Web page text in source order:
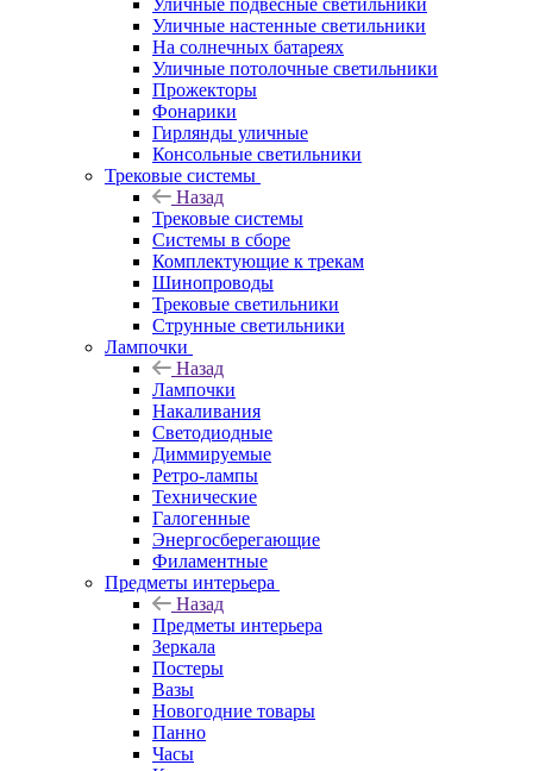
Уличные подвесные светильники
Уличные настенные светильники
На солнечных батареях
Уличные потолочные светильники
Прожекторы
Фонарики
Гирлянды уличные
Консольные светильники
Трековые системы
Назад
Трековые системы
Системы в сборе
Комплектующие к трекам
Шинопроводы
Трековые светильники
Струнные светильники
Лампочки
Назад
Лампочки
Накаливания
Светодиодные
Диммируемые
Ретро-лампы
Технические
Галогенные
Энергосберегающие
Филаментные
Предметы интерьера
Назад
Предметы интерьера
Зеркала
Постеры
Вазы
Новогодние товары
Панно
Часы